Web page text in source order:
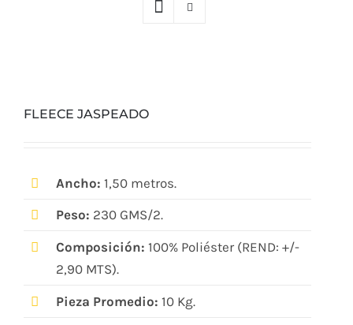
FLEECE JASPEADO
Ancho: 1,50 metros.
Peso: 230 GMS/2.
Composición: 100% Poliéster (REND: +/-
2,90 MTS).
Pieza Promedio: 10 Kg.